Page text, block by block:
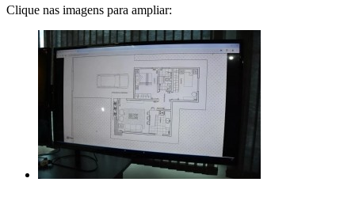
Clique nas imagens para ampliar: